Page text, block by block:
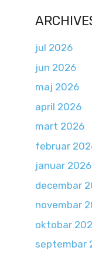
jul 2026
jun 2026
maj 2026
april 2026
mart 2026
februar
januar 2026
decembar
novembar
oktobar
septembar